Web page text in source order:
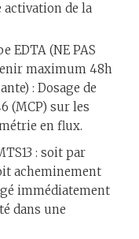
de la
EDTA (NE PAS
maximum 48h
: Dosage de
(MCP) sur les
en flux.
: soit par
acheminement
immédiatement
dans une